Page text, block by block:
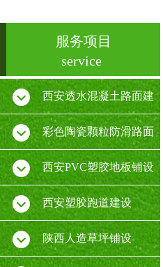
服务项目
service
西安透水混凝土路面建
设 彩色陶瓷颗粒防滑路面
施工 西安PVC塑胶地板铺设
厂家 西安塑胶跑道建设
陕西人造草坪铺设